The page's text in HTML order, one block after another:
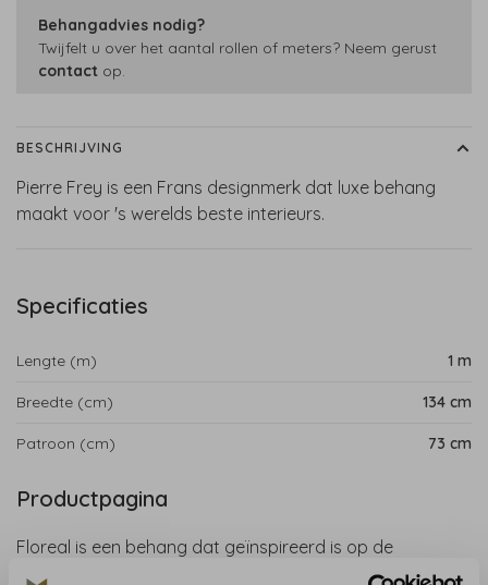
Behangadvies nodig?
Twijfelt u over het aantal rollen of meters? Neem gerust
contact op.
BESCHRIJVING
Pierre Frey is een Frans designmerk dat luxe behang
maakt voor 's werelds beste interieurs.
Specificaties
Lengte (m) 1 m
Breedte (cm) 134 cm
Patroon (cm) 73 cm
Productpagina
Floreal is een behang dat geïnspireerd is op de
verschillende houten meubelframes die de fabriek